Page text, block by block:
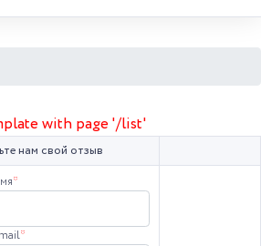
with page '/list'
нам свой отзыв
*
*